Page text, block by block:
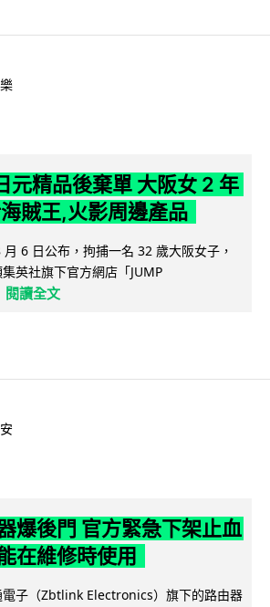
元精品後棄單 大阪女 2 年
賊王,火影周邊產品
6 日公布，拘捕一名 32 歲大阪女子，
英社旗下官方網店「JUMP
閱讀全文
爆後門 官方緊急下架止血
在維修時使用
電子（Zbtlink Electronics）旗下的路由器